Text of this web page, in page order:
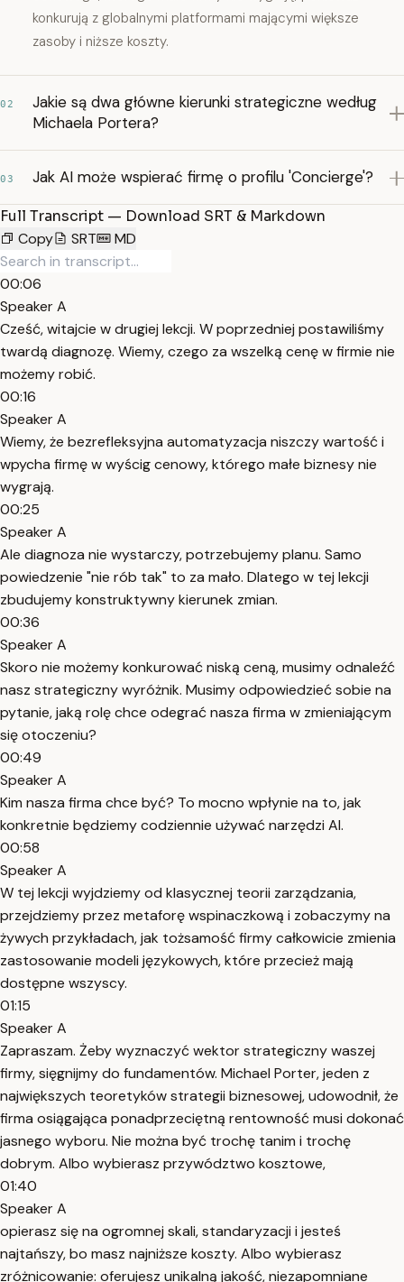
konkurują z globalnymi platformami mającymi większe
zasoby i niższe koszty.
02
Jakie są dwa główne kierunki strategiczne według
Michaela Portera?
03 Jak AI może wspierać firmę o profilu 'Concierge'?
Full Transcript — Download SRT & Markdown
Copy
SRT MD
00:06
Speaker A
Cześć, witajcie w drugiej lekcji. W poprzedniej postawiliśmy
twardą diagnozę. Wiemy, czego za wszelką cenę w firmie nie
możemy robić.
00:16
Speaker A
Wiemy, że bezrefleksyjna automatyzacja niszczy wartość i
wpycha firmę w wyścig cenowy, którego małe biznesy nie
wygrają.
00:25
Speaker A
Ale diagnoza nie wystarczy, potrzebujemy planu. Samo
powiedzenie "nie rób tak" to za mało. Dlatego w tej lekcji
zbudujemy konstruktywny kierunek zmian.
00:36
Speaker A
Skoro nie możemy konkurować niską ceną, musimy odnaleźć
nasz strategiczny wyróżnik. Musimy odpowiedzieć sobie na
pytanie, jaką rolę chce odegrać nasza firma w zmieniającym
się otoczeniu?
00:49
Speaker A
Kim nasza firma chce być? To mocno wpłynie na to, jak
konkretnie będziemy codziennie używać narzędzi AI.
00:58
Speaker A
W tej lekcji wyjdziemy od klasycznej teorii zarządzania,
przejdziemy przez metaforę wspinaczkową i zobaczymy na
żywych przykładach, jak tożsamość firmy całkowicie zmienia
zastosowanie modeli językowych, które przecież mają
dostępne wszyscy.
01:15
Speaker A
Zapraszam. Żeby wyznaczyć wektor strategiczny waszej
firmy, sięgnijmy do fundamentów. Michael Porter, jeden z
największych teoretyków strategii biznesowej, udowodnił, że
firma osiągająca ponadprzeciętną rentowność musi dokonać
jasnego wyboru. Nie można być trochę tanim i trochę
dobrym. Albo wybierasz przywództwo kosztowe,
01:40
Speaker A
opierasz się na ogromnej skali, standaryzacji i jesteś
najtańszy, bo masz najniższe koszty. Albo wybierasz
zróżnicowanie: oferujesz unikalną jakość, niezapomniane